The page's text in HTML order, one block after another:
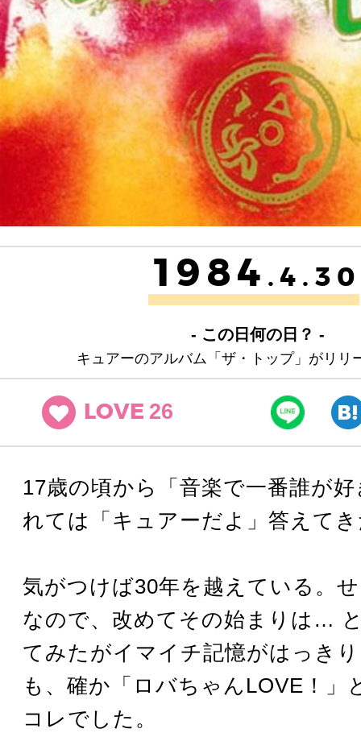
1984 .4.30
- この日何の日？ -
キュアーのアルバム「ザ・トップ」がリリ
LOVE 26
17歳の頃から「音楽で一番誰が
れては「キュアーだよ」答えて
気がつけば30年を越えている。
なので、改めてその始まりは…
てみたがイマイチ記憶がはっき
も、確か「ロバちゃんLOVE！」
コレでした。